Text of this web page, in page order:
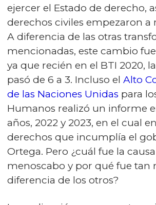
ejercer el Estado de derecho,
derechos civiles empezaron a
A diferencia de las otras
mencionadas, este cambio
ya que recién en el BTI 2020,
pasó de 6 a 3. Incluso el Alto
de las Naciones Unidas para
Humanos realizó un informe
años, 2022 y 2023, en el cual
derechos que incumplía el
Ortega. Pero ¿cuál fue la
menoscabo y por qué fue tan
diferencia de los otros?